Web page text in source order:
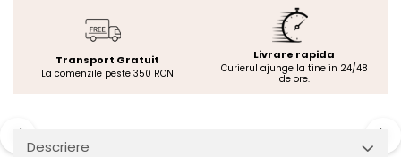
Transport Gratuit
La comenzile peste 350 RON
Livrare rapida
Curierul ajunge la tine in 24/48
de ore.
Descriere